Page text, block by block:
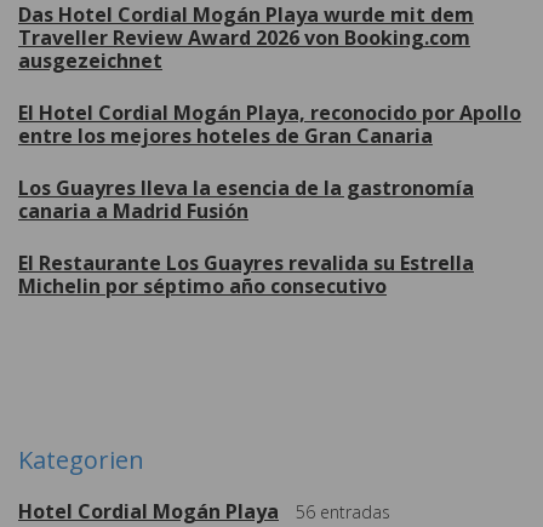
Das Hotel Cordial Mogán Playa wurde mit dem
Traveller Review Award 2026 von Booking.com
ausgezeichnet
El Hotel Cordial Mogán Playa, reconocido por Apollo
entre los mejores hoteles de Gran Canaria
Los Guayres lleva la esencia de la gastronomía
canaria a Madrid Fusión
El Restaurante Los Guayres revalida su Estrella
Michelin por séptimo año consecutivo
Kategorien
Hotel Cordial Mogán Playa 56 entradas